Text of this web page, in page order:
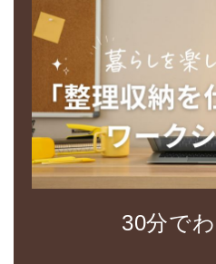
30分で